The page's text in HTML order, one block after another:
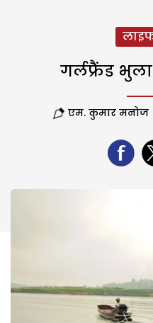
गर्लफ्रैंड
एम. कुमार मनोज